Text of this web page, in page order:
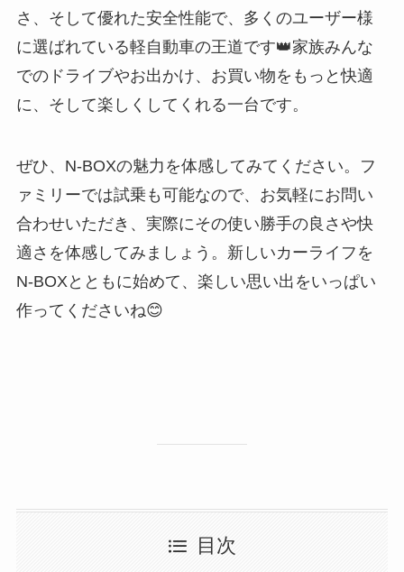
さ、そして優れた安全性能で、多くのユーザー様
に選ばれている軽自動車の王道です👑家族みんな
でのドライブやお出かけ、お買い物をもっと快適
に、そして楽しくしてくれる一台です。
ぜひ、N-BOXの魅力を体感してみてください。フ
ァミリーでは試乗も可能なので、お気軽にお問い
合わせいただき、実際にその使い勝手の良さや快
適さを体感してみましょう。新しいカーライフを
N-BOXとともに始めて、楽しい思い出をいっぱい
作ってくださいね😊
目次